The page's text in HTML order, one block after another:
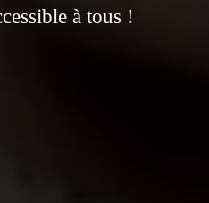
à tous !